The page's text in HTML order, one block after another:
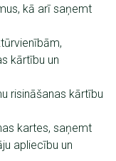
kā arī saņemt
kārtību un
risināšanas kārtību
kartes, saņemt
apliecību un